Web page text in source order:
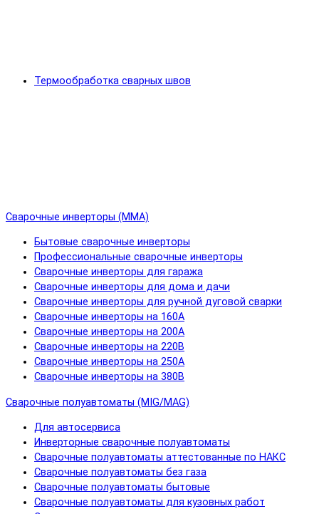
Термообработка сварных швов
Сварочные инверторы (MMA)
Бытовые сварочные инверторы
Профессиональные сварочные инверторы
Сварочные инверторы для гаража
Сварочные инверторы для дома и дачи
Сварочные инверторы для ручной дуговой сварки
Сварочные инверторы на 160А
Сварочные инверторы на 200А
Сварочные инверторы на 220В
Сварочные инверторы на 250А
Сварочные инверторы на 380В
Сварочные полуавтоматы (MIG/MAG)
Для автосервиса
Инверторные сварочные полуавтоматы
Сварочные полуавтоматы аттестованные по НАКС
Сварочные полуавтоматы без газа
Сварочные полуавтоматы бытовые
Сварочные полуавтоматы для кузовных работ